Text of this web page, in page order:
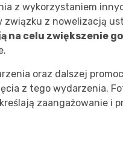
z wykorzystaniem
z nowelizacją
na celu zwiększenie
oraz dalszej
z tego wydarzenia.
zaangażowanie i